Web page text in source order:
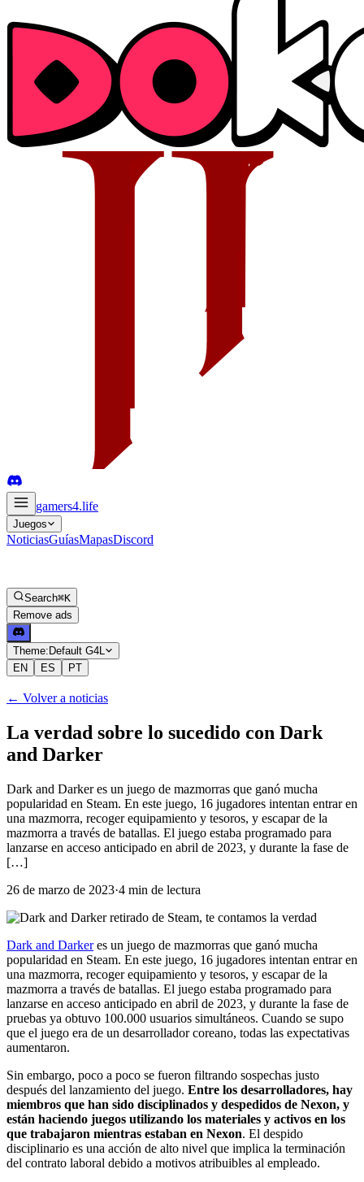
gamers4.life
Juegos
NoticiasGuíasMapasDiscord
Search⌘K
Remove ads
Theme: Default G4L
EN
ES PT
← Volver a noticias
La verdad sobre lo sucedido con Dark
and Darker
Dark and Darker es un juego de mazmorras que ganó mucha
popularidad en Steam. En este juego, 16 jugadores intentan entrar en
una mazmorra, recoger equipamiento y tesoros, y escapar de la
mazmorra a través de batallas. El juego estaba programado para
lanzarse en acceso anticipado en abril de 2023, y durante la fase de
[…]
26 de marzo de 2023·4 min de lectura
Dark and Darkeres un juego de mazmorras que ganó mucha
popularidad en Steam. En este juego, 16 jugadores intentan entrar en
una mazmorra, recoger equipamiento y tesoros, y escapar de la
mazmorra a través de batallas. El juego estaba programado para
lanzarse en acceso anticipado en abril de 2023, y durante la fase de
pruebas ya obtuvo 100.000 usuarios simultáneos. Cuando se supo
que el juego era de un desarrollador coreano, todas las expectativas
aumentaron.
Sin embargo, poco a poco se fueron filtrando sospechas justo
después del lanzamiento del juego. Entre los desarrolladores, hay
miembros que han sido disciplinados y despedidos de Nexon, y
están haciendo juegos utilizando los materiales y activos en los
que trabajaron mientras estaban en Nexon. El despido
disciplinario es una acción de alto nivel que implica la terminación
del contrato laboral debido a motivos atribuibles al empleado.